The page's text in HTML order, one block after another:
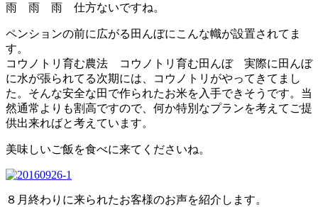
雨 雨 雨 仕方ないですね。
ペンションの前に広がる田んぼにこんな幟が設置されてま
す。
コウノトリ育む農法 コウノトリ育む田んぼ 実際に田んぼ
に水が張られてる次期には、コウノトリがやってきてまし
た。そんな安全な田で作られたお米を入手できそうです。当
然通常よりも割高ですので、何か特別なプランを考えてご提
供出来ればと考えています。
美味しいご飯を食べに来てくださいね。
８月終わりに来られたお客様のお声を紹介します。